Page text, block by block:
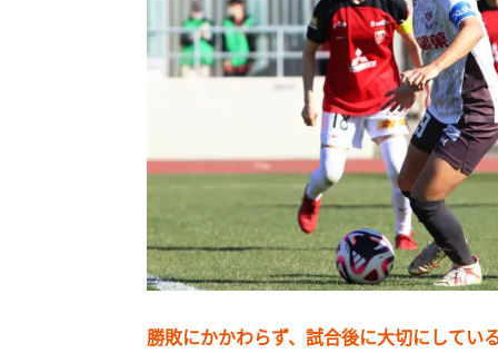
勝敗にかかわらず、試合後に大切にしてい